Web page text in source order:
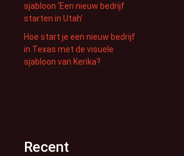
sjabloon ‘Een nieuw bedrijf
starten in Utah’
Hoe start je een nieuw bedrijf
in Texas met de visuele
sjabloon van Kerika?
Recent